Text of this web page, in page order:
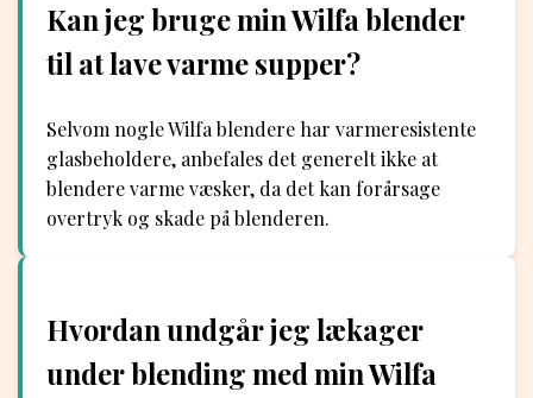
Kan jeg bruge min Wilfa blender
til at lave varme supper?
Selvom nogle Wilfa blendere har varmeresistente
glasbeholdere, anbefales det generelt ikke at
blendere varme væsker, da det kan forårsage
overtryk og skade på blenderen.
Hvordan undgår jeg lækager
under blending med min Wilfa